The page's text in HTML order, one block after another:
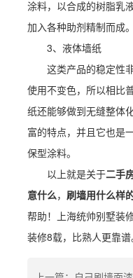
涂料，以合成的树脂乳
加入各种助剂精制而成。
3、液体墙纸
这类产品的稳定性
使用不变色，所以相比
纸还能够做到无缝整体
富的特点，并且它也是
保型涂料。
以上就是关于二手
意什么， 刷墙用什么样
帮助！上海统帅别墅装
装修8载，比熟人更靠谱